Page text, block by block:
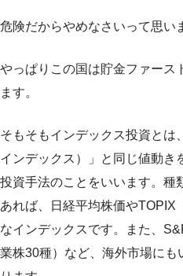
危険だからやめなさいって思い
やっぱりこの国は貯金ファース
ます。
そもそもインデックス投資とは
インデックス）」と同じ値動き
投資手法のことをいいます。種
あれば、日経平均株価やTOPIX
なインデックスです。また、
業株30種）など、海外市場にも